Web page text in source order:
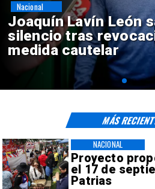
Chile y Venezuela
reinicio de
consulares
Nacional
Proyecto
el 17 de
Patrias
NACIONAL
MÁS